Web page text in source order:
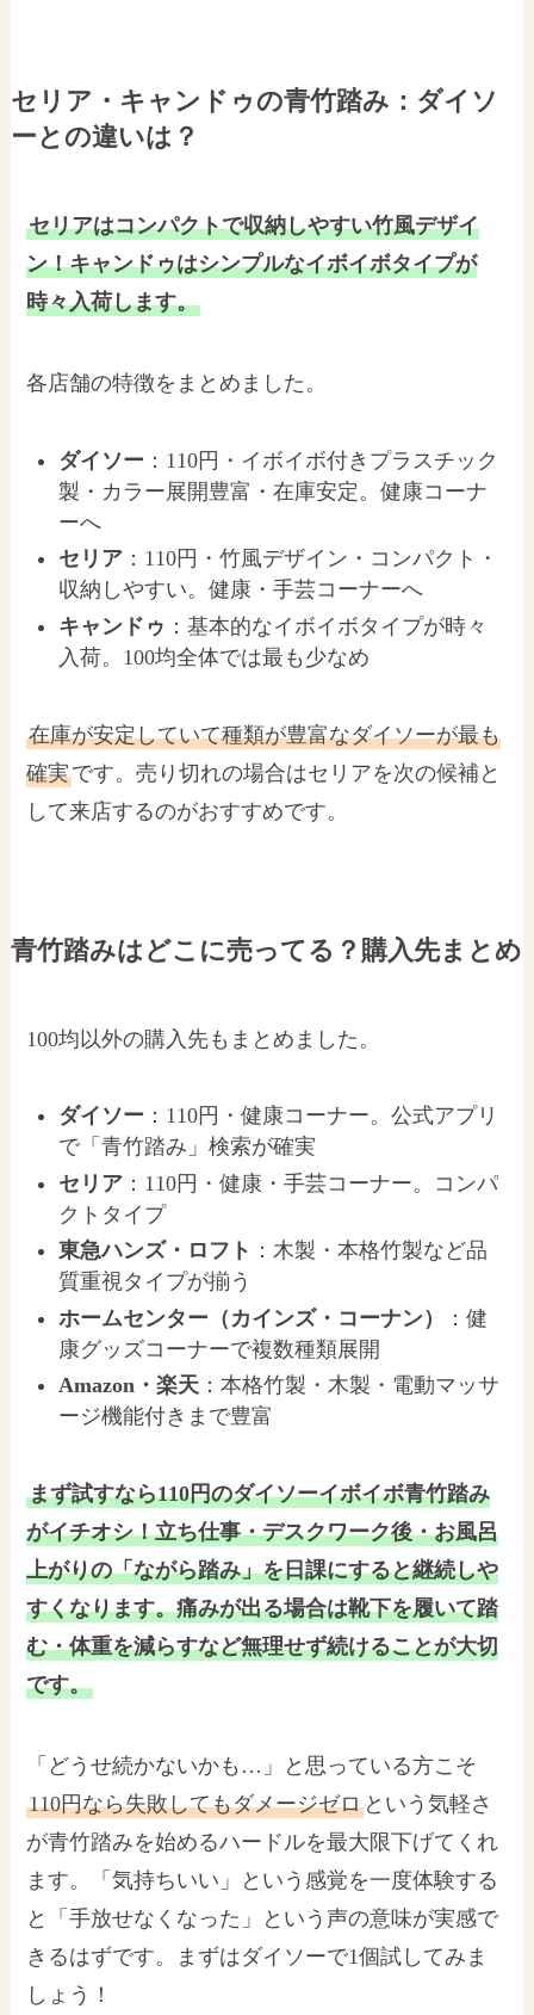
セリア・キャンドゥの青竹踏み：ダイソ
ーとの違いは？
セリアはコンパクトで収納しやすい竹風デザイ
ン！キャンドゥはシンプルなイボイボタイプが
時々入荷します。
各店舗の特徴をまとめました。
ダイソー ：110円・イボイボ付きプラスチック
製・カラー展開豊富・在庫安定。健康コーナ
ーへ
セリア ：110円・竹風デザイン・コンパクト・
収納しやすい。健康・手芸コーナーへ
キャンドゥ ：基本的なイボイボタイプが時々
入荷。100均全体では最も少なめ
在庫が安定していて種類が豊富なダイソーが最も
確実です。売り切れの場合はセリアを次の候補と
して来店するのがおすすめです。
青竹踏みはどこに売ってる？購入先まとめ
100均以外の購入先もまとめました。
ダイソー ：110円・健康コーナー。公式アプリ
で「青竹踏み」検索が確実
セリア ：110円・健康・手芸コーナー。コンパ
クトタイプ
東急ハンズ・ロフト ：木製・本格竹製など品
質重視タイプが揃う
ホームセンター（カインズ・コーナン）
：健
康グッズコーナーで複数種類展開
Amazon・楽天 ：本格竹製・木製・電動マッサ
ージ機能付きまで豊富
まず試すなら110円のダイソーイボイボ青竹踏み
がイチオシ！立ち仕事・デスクワーク後・お風呂
上がりの「ながら踏み」を日課にすると継続しや
すくなります。痛みが出る場合は靴下を履いて踏
む・体重を減らすなど無理せず続けることが大切
です。
「どうせ続かないかも…」と思っている方こそ
110円なら失敗してもダメージゼロ という気軽さ
が青竹踏みを始めるハードルを最大限下げてくれ
ます。「気持ちいい」という感覚を一度体験する
と「手放せなくなった」という声の意味が実感で
きるはずです。まずはダイソーで1個試してみま
しょう！